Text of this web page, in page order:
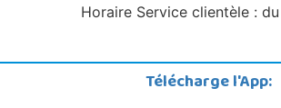
Horaire Service clientèle : du
Télécharge l'App: